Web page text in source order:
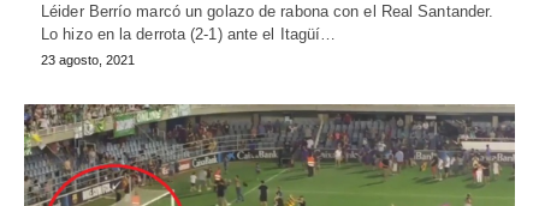
Léider Berrío marcó un golazo de rabona con el Real Santander.
Lo hizo en la derrota (2-1) ante el Itagüí…
23 agosto, 2021